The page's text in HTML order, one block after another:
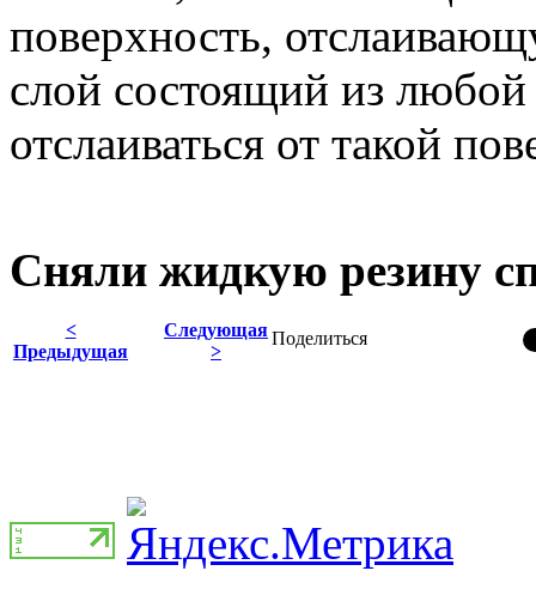
поверхность,
слой состоящий из любой
отслаиваться от такой
Сняли жидкую резину
Поделиться
<
Предыдущая
Следующая
>